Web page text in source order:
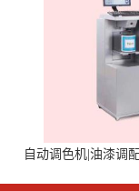
自动调色机|油漆调